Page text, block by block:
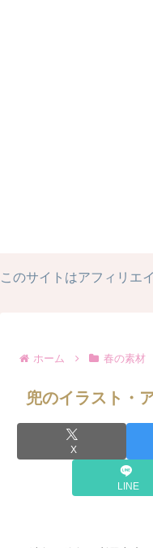
このサイトはアフィリエ
ホーム 春の素材
兜のイラスト・
X
LINE